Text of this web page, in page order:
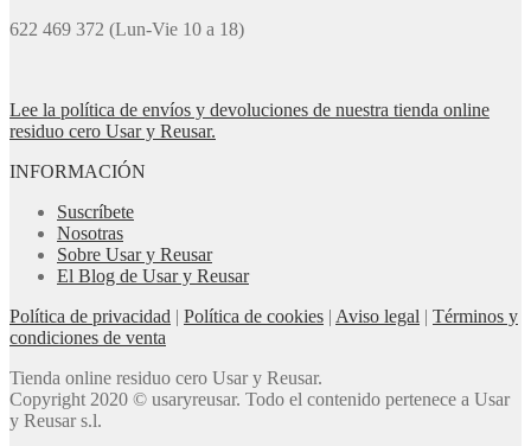
622 469 372 (Lun-Vie 10 a 18)
Lee la política de envíos y devoluciones de nuestra tienda online
residuo cero Usar y Reusar.
INFORMACIÓN
Suscríbete
Nosotras
Sobre Usar y Reusar
El Blog de Usar y Reusar
Política de privacidad | Política de cookies | Aviso legal | Términos y
condiciones de venta
Tienda online residuo cero Usar y Reusar.
Copyright 2020 © usaryreusar. Todo el contenido pertenece a Usar
y Reusar s.l.